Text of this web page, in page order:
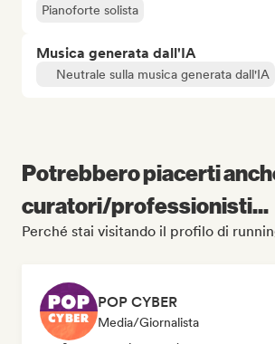
Pianoforte solista
Musica generata dall'IA
Neutrale sulla musica generata dall'IA
Potrebbero piacerti
curatori/professionisti...
Perché stai visitando il profilo di
POP CYBER
Media/Giornalista